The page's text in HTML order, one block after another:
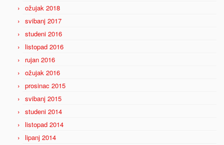
ožujak 2018
svibanj 2017
studeni 2016
listopad 2016
rujan 2016
ožujak 2016
prosinac 2015
svibanj 2015
studeni 2014
listopad 2014
lipanj 2014